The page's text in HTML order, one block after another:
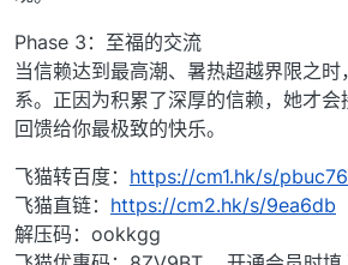
Phase 3：至福的交流
当信赖达到最高潮、暑热超越界限之
系。正因为积累了深厚的信赖，她才会
回馈给你最极致的快乐。
飞猫转百度： https://cm1.hk/s/pbuc76
飞猫直链： https://cm2.hk/s/9ea6db
解压码：ookkgg